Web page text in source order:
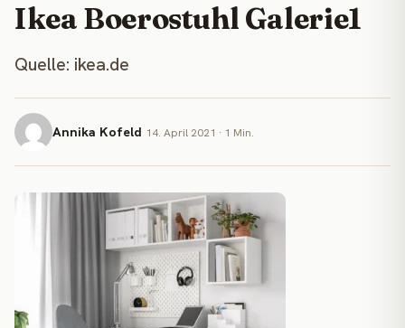
Ikea Boerostuhl Galerie1
Quelle: ikea.de
Annika Kofeld 14. April 2021 · 1 Min.